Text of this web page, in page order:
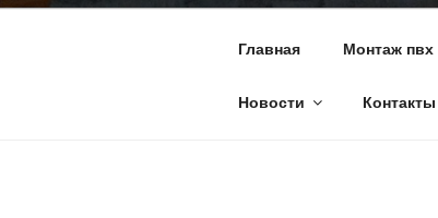
Главная Монтаж
Новости Контакты